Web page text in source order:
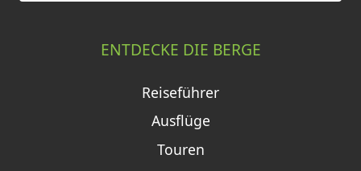
ENTDECKE DIE BERGE
Reiseführer
Ausflüge
Touren